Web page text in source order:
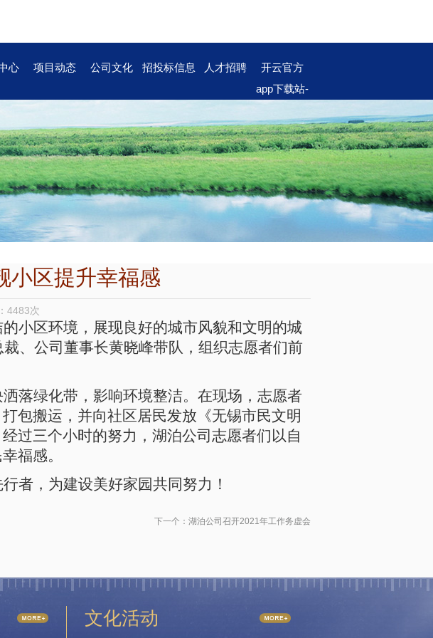
心 项目动态 公司文化 招投标信息 人才招聘
开云官方
app下载站-
国）
小区提升幸福感
4483次
小区环境，展现良好的城市风貌和文明的城
、公司董事长黄晓峰带队，组织志愿者们前
落绿化带，影响环境整洁。在现场，志愿者
包搬运，并向社区居民发放《无锡市民文明
过三个小时的努力，湖泊公司志愿者们以自
福感。
者，为建设美好家园共同努力！
下一个： 湖泊公司召开2021年工作务虚会
文化活动